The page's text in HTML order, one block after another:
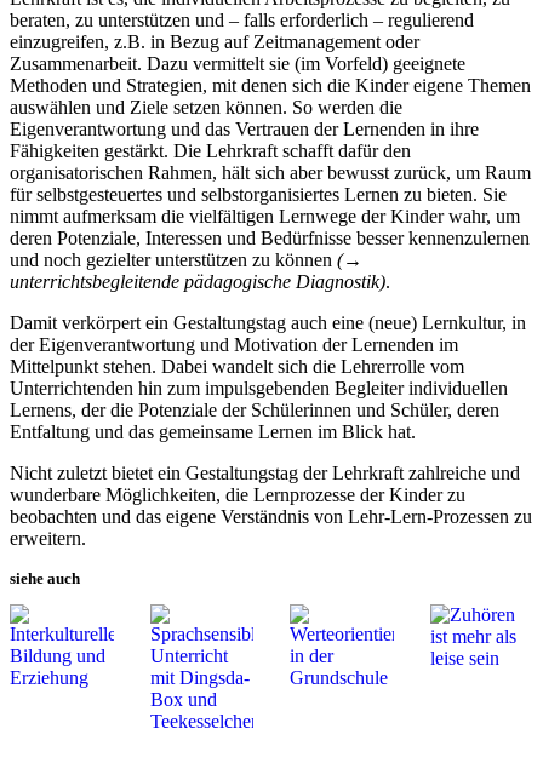
beraten, zu unterstützen und – falls erforderlich – regulierend
einzugreifen, z.B. in Bezug auf Zeitmanagement oder
Zusammenarbeit. Dazu vermittelt sie (im Vorfeld) geeignete
Methoden und Strategien, mit denen sich die Kinder eigene Themen
auswählen und Ziele setzen können. So werden die
Eigenverantwortung und das Vertrauen der Lernenden in ihre
Fähigkeiten gestärkt. Die Lehrkraft schafft dafür den
organisatorischen Rahmen, hält sich aber bewusst zurück, um Raum
für selbstgesteuertes und selbstorganisiertes Lernen zu bieten. Sie
nimmt aufmerksam die vielfältigen Lernwege der Kinder wahr, um
deren Potenziale, Interessen und Bedürfnisse besser kennenzulernen
und noch gezielter unterstützen zu können (→
unterrichtsbegleitende pädagogische Diagnostik).
Damit verkörpert ein Gestaltungstag auch eine (neue) Lernkultur, in
der Eigenverantwortung und Motivation der Lernenden im
Mittelpunkt stehen. Dabei wandelt sich die Lehrerrolle vom
Unterrichtenden hin zum impulsgebenden Begleiter individuellen
Lernens, der die Potenziale der Schülerinnen und Schüler, deren
Entfaltung und das gemeinsame Lernen im Blick hat.
Nicht zuletzt bietet ein Gestaltungstag der Lehrkraft zahlreiche und
wunderbare Möglichkeiten, die Lernprozesse der Kinder zu
beobachten und das eigene Verständnis von Lehr-Lern-Prozessen zu
erweitern.
siehe auch